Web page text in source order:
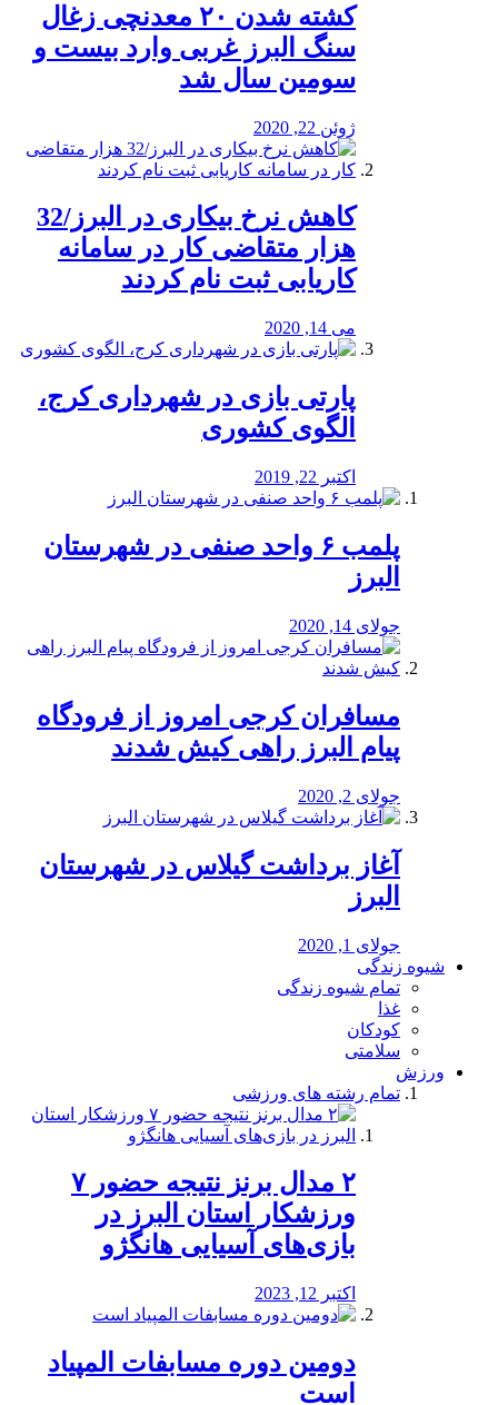
کشته شدن ۲۰ معدنچی زغال
سنگ البرز غربی وارد بیست و
سومین سال شد
ژوئن 22, 2020
کاهش نرخ بیکاری در البرز/32
هزار متقاضی کار در سامانه
کاریابی ثبت نام کردند
می 14, 2020
پارتی بازی در شهرداری کرج،
الگوی کشوری
اکتبر 22, 2019
پلمب ۶ واحد صنفی در شهرستان
البرز
جولای 14, 2020
مسافران کرجی امروز از فرودگاه
پیام البرز راهی کیش شدند
جولای 2, 2020
آغاز برداشت گیلاس در شهرستان
البرز
جولای 1, 2020
شیوه زندگی
تمام شیوه زندگی
غذا
کودکان
سلامتی
ورزش
تمام رشته های ورزشی
۲ مدال برنز نتیجه حضور ۷
ورزشکار استان البرز در
بازی‌های آسیایی هانگژو
اکتبر 12, 2023
دومین دوره مسابفات المپیاد
است